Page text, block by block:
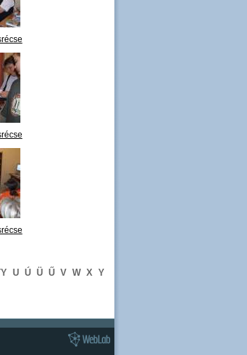
U Ú Ü Ű V W X Y